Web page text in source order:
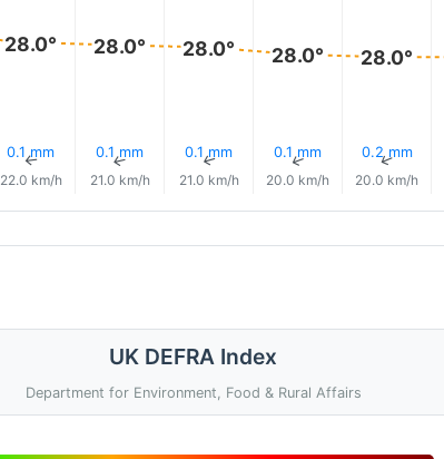
28.0°
0.1 mm
↑
22.0 km/h
28.0°
0.1 mm
↑
21.0 km/h
28.0°
0.1 mm
↑
21.0 km/h
28.0°
0.1 mm
↑
20.0 km/h
28.0°
0.2 mm
↑
20.0 km/h
UK DEFRA Index
Department for Environment, Food & Rural Affairs